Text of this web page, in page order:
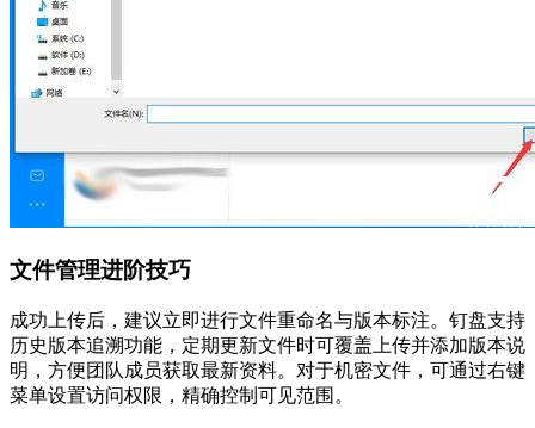
文件管理进阶技巧
成功上传后，建议立即进行文件重命名与版本标注。钉盘支持
历史版本追溯功能，定期更新文件时可覆盖上传并添加版本说
明，方便团队成员获取最新资料。对于机密文件，可通过右键
菜单设置访问权限，精确控制可见范围。